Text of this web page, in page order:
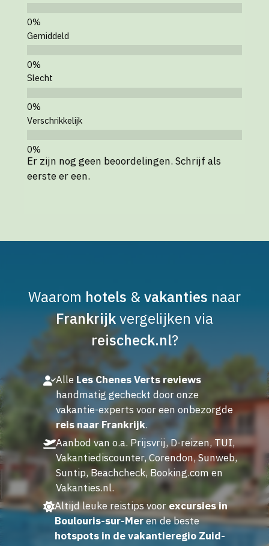
Gemiddeld
Slecht
Verschrikkelijk
Er zijn nog geen beoordelingen. Schrijf als
eerste er een.
Waarom hotels &vakanties naar
Frankrijkvergelijken via
reischeck.nl?
Alle Les Chenes Verts reviews
handmatig gecheckt door onze
vakantie-experts voor een onbezorgde
reis naar Frankrijk.
Aanbod van o.a. Prijsvrij, D-reizen, TUI,
Vakantiediscounter, Corendon, Sunweb,
Suntip, Beachcheck, Booking.com en
Vakanties.nl.
Altijd leuke reistips voorexcursies in
Boulouris-sur-Meren de beste
hotspots in de vakantieregio Zuid-